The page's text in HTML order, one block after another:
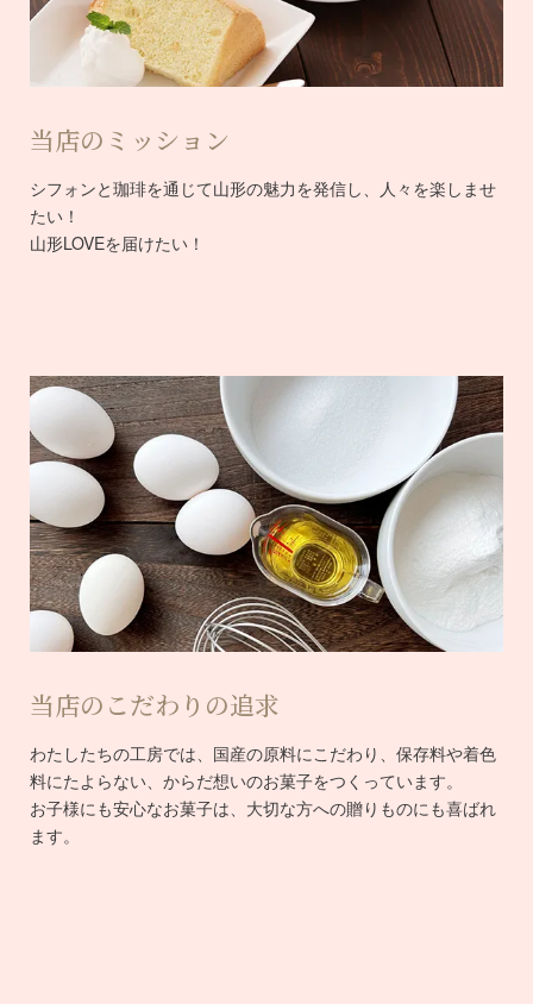
当店のミッション
シフォンと珈琲を通じて山形の魅力を発信し、人々を楽しませ
たい！
山形LOVEを届けたい！
当店のこだわりの追求
わたしたちの工房では、国産の原料にこだわり、保存料や着色
料にたよらない、からだ想いのお菓子をつくっています。
お子様にも安心なお菓子は、大切な方への贈りものにも喜ばれ
ます。